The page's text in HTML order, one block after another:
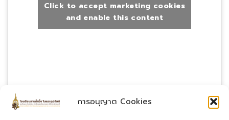
การอนุญาต Cookies
Click to accept marketing cookies
and enable this content
สายด่วนผู้บริหาร